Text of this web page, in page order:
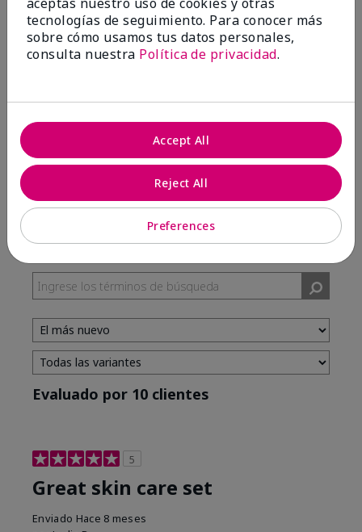
100%
Evaluado por 10 clientes
5
Great skin care set
Enviado Hace 8 meses
tecnologías de seguimiento. Para conocer más
sobre cómo usamos tus datos personales,
consulta nuestra Política de privacidad.
Preferences
Reject All
Accept All